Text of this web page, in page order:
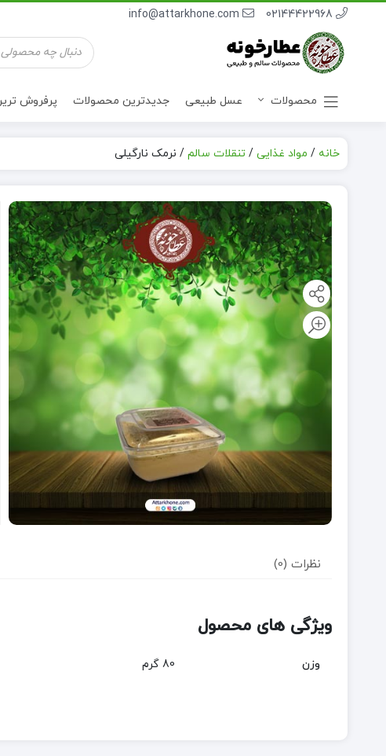
02144422968
info@attarkhone.com
جستجوی
محصولات
محصولات
نوشیدنی ها
عسل طبیعی جدیدترین محصولات پرفروش
خانه / مواد غذایی/ تنقلات سالم/ نرمک نارگیلی
نظرات (0)
ویژگی های محصول
وزن 80 گرم